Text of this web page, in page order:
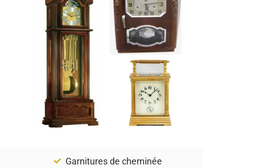
Garnitures de cheminée